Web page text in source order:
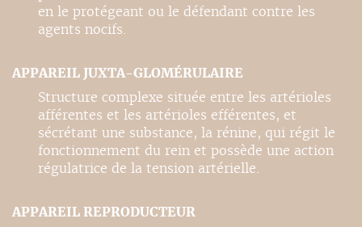
en le protégeant ou le défendant contre les
agents nocifs.
APPAREIL JUXTA-GLOMÉRULAIRE
Structure complexe située entre les artérioles
afférentes et les artérioles efférentes, et
sécrétant une substance, la rénine, qui régit le
fonctionnement du rein et possède une action
régulatrice de la tension artérielle.
APPAREIL REPRODUCTEUR